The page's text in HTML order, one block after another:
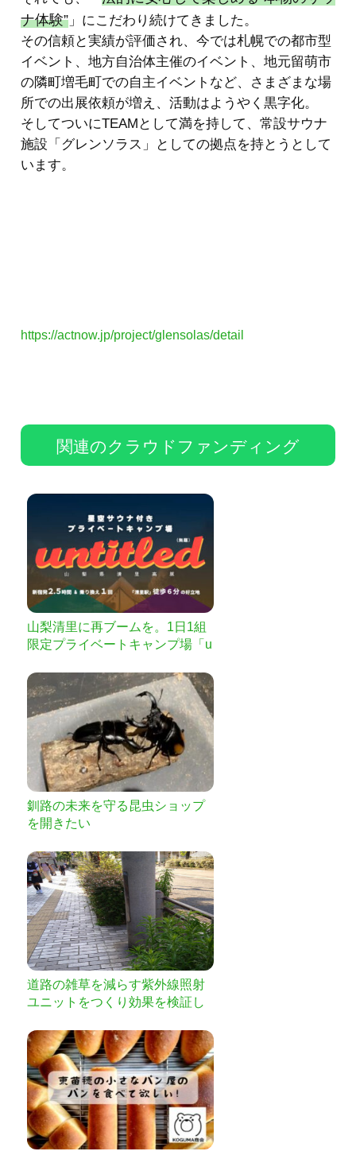
ナ体験” 」にこだわり続けてきました。
その信頼と実績が評価され、今では札幌での都市型
イベント、地方自治体主催のイベント、地元留萌市
の隣町増毛町での自主イベントなど、さまざまな場
所での出展依頼が増え、活動はようやく黒字化。
そしてついにTEAMとして満を持して、常設サウナ
施設「グレンソラス」としての拠点を持とうとして
います。
https://actnow.jp/project/glensolas/detail
関連のクラウドファンディング
山梨清里に再ブームを。1日1組
限定プライベートキャンプ場「u
釧路の未来を守る昆虫ショップ
を開きたい
道路の雑草を減らす紫外線照射
ユニットをつくり効果を検証し